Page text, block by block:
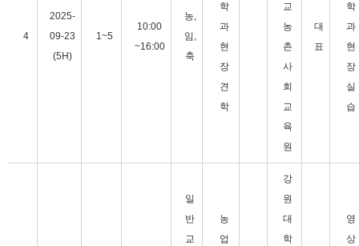
4
2025-
09-23
(5H)
1~5
10:00
~16:00
농,
임,
축
학
과
현
장
견
학
교
농
촌
사
회
교
육
원
대
표
학
과
현
장
실
습
일
반
교
농
업
강
원
대
학
영
상